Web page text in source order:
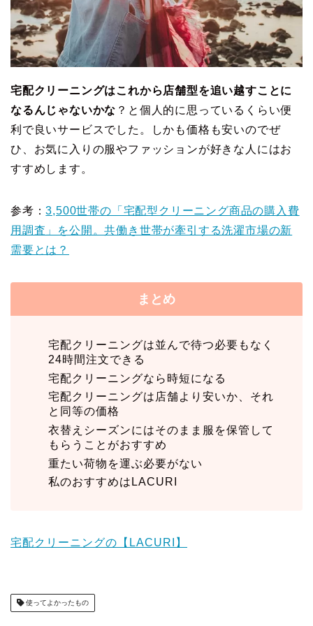
宅配クリーニングはこれから店舗型を追い越すことに
なるんじゃないかな ？と個人的に思っているくらい便
利で良いサービスでした。しかも価格も安いのでぜ
ひ、お気に入りの服やファッションが好きな人にはお
すすめします。
参考：3,500世帯の「宅配型クリーニング商品の購入費
用調査」を公開。共働き世帯が牽引する洗濯市場の新
需要とは？
まとめ
宅配クリーニングは並んで待つ必要もなく
24時間注文できる
宅配クリーニングなら時短になる
宅配クリーニングは店舗より安いか、それ
と同等の価格
衣替えシーズンにはそのまま服を保管して
もらうことがおすすめ
重たい荷物を運ぶ必要がない
私のおすすめはLACURI
宅配クリーニングの【LACURI】
使ってよかったもの